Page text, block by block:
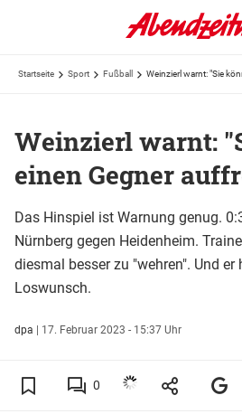
Startseite Sport Fußball Weinzierl warnt: "Sie
Weinzierl warnt:
einen Gegner
Das Hinspiel ist Warnung genug.
Nürnberg gegen Heidenheim.
diesmal besser zu "wehren". Und er
Loswunsch.
dpa | 17. Februar 2023 - 15:37 Uhr
0